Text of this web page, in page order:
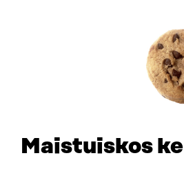
Maistuiskos
fornamn.efternamn@sitra.fi